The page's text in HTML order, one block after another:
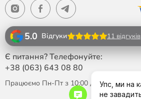
5.0 Відгуки 11 відгуків
Є питання? Телефонуйте:
+38 (063) 643 08 80
Працюємо Пн-Пт з 10:00 до 18:00